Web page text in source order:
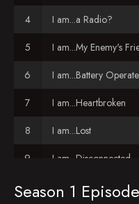
I am...a Radio?
I am...My Enemy's
I am...Battery
I am...Heartbroken
I am...Lost
I am...Disconnected
I am...Crashing
Season 1